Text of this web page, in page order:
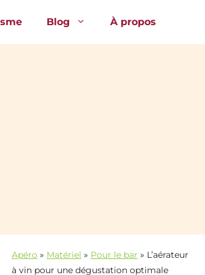
Blog À propos
Apéro » Matériel » Pour le bar » L’aérateur
à vin pour une dégustation optimale